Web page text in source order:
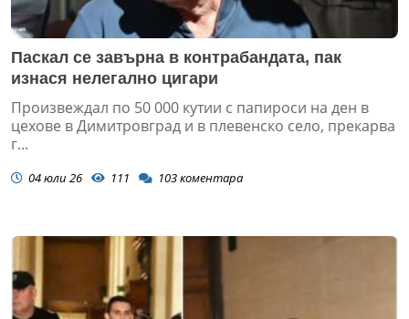
Паскал се завърна в контрабандата, пак
изнася нелегално цигари
Произвеждал по 50 000 кутии с папироси на ден в
цехове в Димитровград и в плевенско село, прекарва
г...
04 юли 26 111 103коментара